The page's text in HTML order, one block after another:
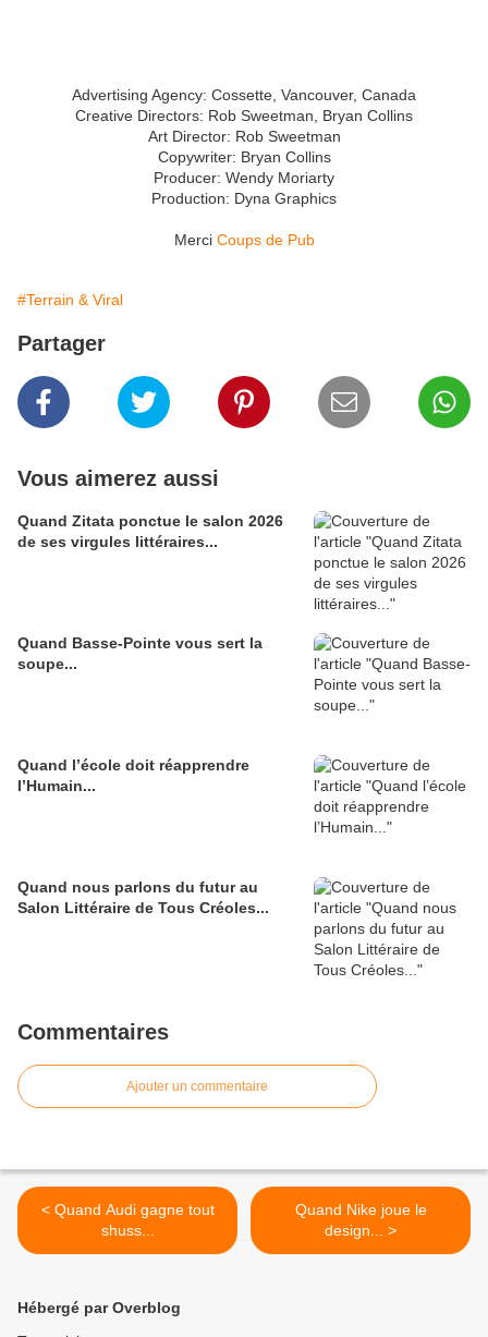
Advertising Agency: Cossette, Vancouver, Canada
Creative Directors: Rob Sweetman, Bryan Collins
Art Director: Rob Sweetman
Copywriter: Bryan Collins
Producer: Wendy Moriarty
Production: Dyna Graphics
Merci Coups de Pub
#Terrain & Viral
Partager
Vous aimerez aussi
Quand Zitata ponctue le salon 2026
de ses virgules littéraires...
Quand Basse-Pointe vous sert la
soupe...
Quand l’école doit réapprendre
l’Humain...
Quand nous parlons du futur au
Salon Littéraire de Tous Créoles...
Commentaires
Ajouter un commentaire
< Quand Audi gagne tout
shuss...
Quand Nike joue le
design... >
Hébergé par Overblog